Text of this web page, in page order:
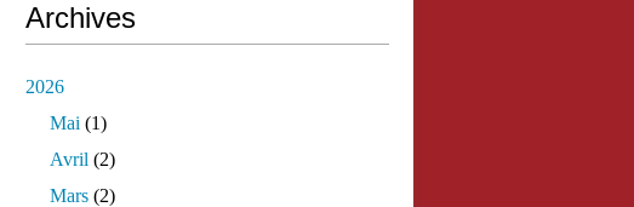
Archives
2026
Mai (1)
Avril (2)
Mars (2)